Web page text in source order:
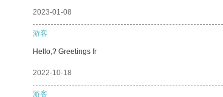
2023-01-08
游客
Hello,? Greetings fr
2022-10-18
游客